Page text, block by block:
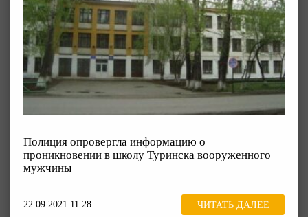
Полиция опровергла информацию о
проникновении в школу Туринска вооруженного
мужчины
22.09.2021 11:28 ЧИТАТЬ ДАЛЕЕ